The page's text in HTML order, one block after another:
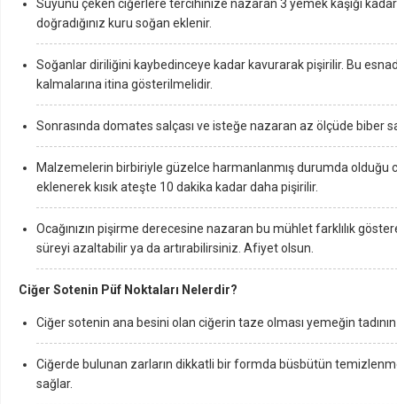
Suyunu çeken ciğerlere tercihinize nazaran 3 yemek kaşığı
doğradığınız kuru soğan eklenir.
Soğanlar diriliğini kaybedinceye kadar kavurarak pişirilir. Bu
kalmalarına itina gösterilmelidir.
Sonrasında domates salçası ve isteğe nazaran az ölçüde biber
Malzemelerin birbiriyle güzelce harmanlanmış durumda olduğu
eklenerek kısık ateşte 10 dakika kadar daha pişirilir.
Ocağınızın pişirme derecesine nazaran bu mühlet farklılık
süreyi azaltabilir ya da artırabilirsiniz. Afiyet olsun.
Ciğer Sotenin Püf Noktaları Nelerdir?
Ciğer sotenin ana besini olan ciğerin taze olması yemeğin
Ciğerde bulunan zarların dikkatli bir formda büsbütün
sağlar.